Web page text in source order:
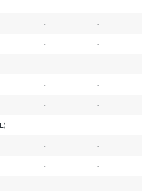
-
-
-
-
-
-
-
-
-
-
-
-
-
-
-
-
-
-
-
-